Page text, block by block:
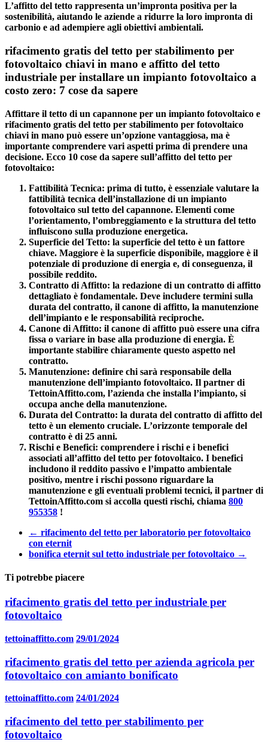
L’affitto del tetto rappresenta un’impronta positiva per la
sostenibilità, aiutando le aziende a ridurre la loro impronta di
carbonio e ad adempiere agli obiettivi ambientali.
rifacimento gratis del tetto per stabilimento per
fotovoltaico chiavi in mano e affitto del tetto
industriale per installare un impianto fotovoltaico a
costo zero: 7 cose da sapere
Affittare il tetto di un capannone per un impianto fotovoltaico e
rifacimento gratis del tetto per stabilimento per fotovoltaico
chiavi in mano può essere un’opzione vantaggiosa, ma è
importante comprendere vari aspetti prima di prendere una
decisione. Ecco 10 cose da sapere sull’affitto del tetto per
fotovoltaico:
Fattibilità Tecnica: prima di tutto, è essenziale valutare la
fattibilità tecnica dell’installazione di un impianto
fotovoltaico sul tetto del capannone. Elementi come
l’orientamento, l’ombreggiamento e la struttura del tetto
influiscono sulla produzione energetica.
Superficie del Tetto: la superficie del tetto è un fattore
chiave. Maggiore è la superficie disponibile, maggiore è il
potenziale di produzione di energia e, di conseguenza, il
possibile reddito.
Contratto di Affitto: la redazione di un contratto di affitto
dettagliato è fondamentale. Deve includere termini sulla
durata del contratto, il canone di affitto, la manutenzione
dell’impianto e le responsabilità reciproche.
Canone di Affitto: il canone di affitto può essere una cifra
fissa o variare in base alla produzione di energia. È
importante stabilire chiaramente questo aspetto nel
contratto.
Manutenzione: definire chi sarà responsabile della
manutenzione dell’impianto fotovoltaico. Il partner di
TettoinAffitto.com, l’azienda che installa l’impianto, si
occupa anche della manutenzione.
Durata del Contratto: la durata del contratto di affitto del
tetto è un elemento cruciale. L’orizzonte temporale del
contratto è di 25 anni.
Rischi e Benefici: comprendere i rischi e i benefici
associati all’affitto del tetto per fotovoltaico. I benefici
includono il reddito passivo e l’impatto ambientale
positivo, mentre i rischi possono riguardare la
manutenzione e gli eventuali problemi tecnici, il partner di
TettoinAffitto.com si accolla questi rischi, chiama 800
955358 !
← rifacimento del tetto per laboratorio per fotovoltaico
con eternit
bonifica eternit sul tetto industriale per fotovoltaico →
Ti potrebbe piacere
rifacimento gratis del tetto per industriale per
fotovoltaico
tettoinaffitto.com 29/01/2024
rifacimento gratis del tetto per azienda agricola per
fotovoltaico con amianto bonificato
tettoinaffitto.com 24/01/2024
rifacimento del tetto per stabilimento per
fotovoltaico